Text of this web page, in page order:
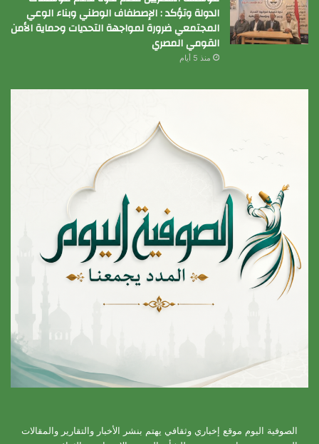
الدولة وتؤكد : الإصطفاف الوطني وبناء الوعي
المجتمعي ضرورة لمواجهة التحديات وحماية الأمن
القومي المصري
منذ 5 أيام
الصوفية اليوم موقع إخباري وثقافي يهتم بنشر الأخبار والتقارير والمقالات